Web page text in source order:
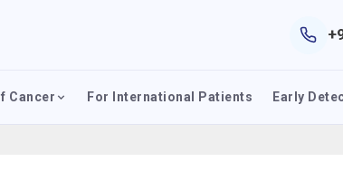
Cancer For International Patients Early